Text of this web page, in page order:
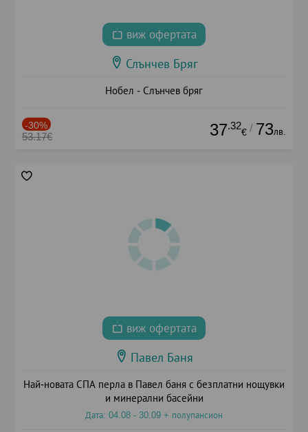
виж офертата
Слънчев Бряг
Нобел - Слънчев бряг
-30%
53.17€ 37.32
€ / 73лв.
виж офертата
Павел Баня
Най-новата СПА перла в Павел баня с безплатни нощувки
и минерални басейни
Дата: 04.08 - 30.09 + полупансион